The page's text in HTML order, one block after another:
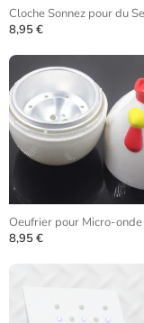
Cloche Sonnez pour du
8,95 €
Oeufrier pour Micro-
8,95 €